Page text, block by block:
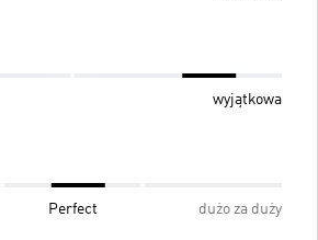
wyjątkowa
Perfect dużo za duży